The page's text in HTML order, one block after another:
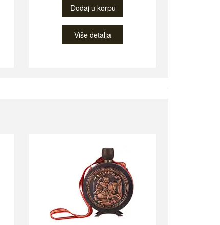
Dodaj u korpu
Više detalja